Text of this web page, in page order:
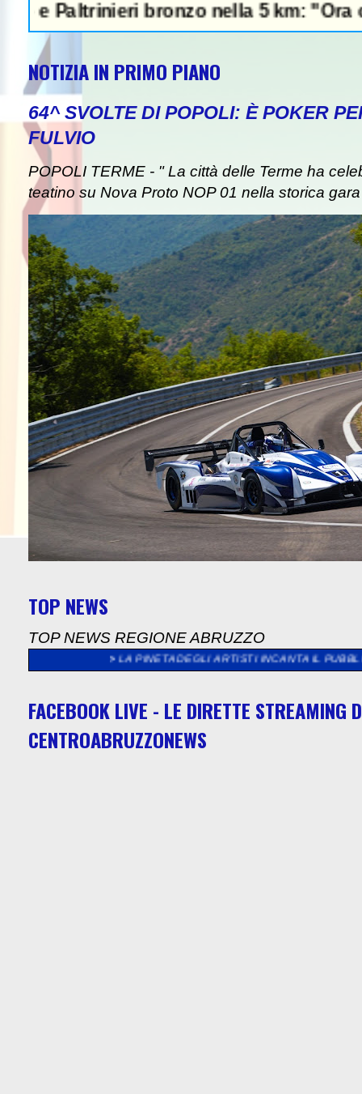
bronzo nella 5 km: "Ora ci
NOTIZIA IN PRIMO PIANO
64^ SVOLTE DI POPOLI: È POKER
FULVIO
POPOLI TERME - " La città delle Terme ha
teatino su Nova Proto NOP 01 nella storica gara
TOP NEWS
TOP NEWS REGIONE ABRUZZO
LA PINETA DEGLI ARTISTI INCANTA IL PUBBLICO: DAI
FACEBOOK LIVE - LE DIRETTE STREAMING
CENTROABRUZZONEWS